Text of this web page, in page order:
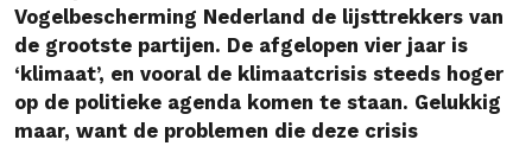
Vogelbescherming Nederland de lijsttrekkers van
de grootste partijen. De afgelopen vier jaar is
‘klimaat’, en vooral de klimaatcrisis steeds hoger
op de politieke agenda komen te staan. Gelukkig
maar, want de problemen die deze crisis